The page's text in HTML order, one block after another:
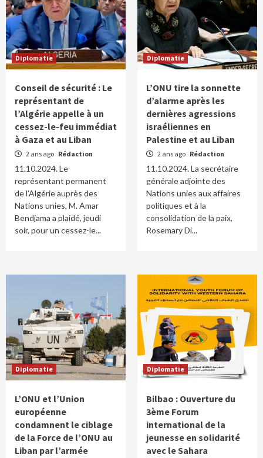
Diplomatie
Conseil de sécurité : Le
représentant de
l’Algérie appelle à un
cessez-le-feu immédiat
à Gaza et au Liban
2 ans ago Rédaction
11.10.2024. Le
représentant permanent
de l’Algérie auprès des
Nations unies, M. Amar
Bendjama a plaidé, jeudi
soir, pour un cessez-le...
Diplomatie
L’ONU tire la sonnette
d’alarme après les
dernières agressions
israéliennes en
Palestine et au Liban
2 ans ago Rédaction
11.10.2024. La secrétaire
générale adjointe des
Nations unies aux affaires
politiques et à la
consolidation de la paix,
Rosemary Di...
Diplomatie
L’ONU et l’Union
européenne
condamnent le ciblage
de la Force de l’ONU au
Liban par l’armée
Diplomatie
Bilbao : Ouverture du
3ème Forum
international de la
jeunesse en solidarité
avec le Sahara